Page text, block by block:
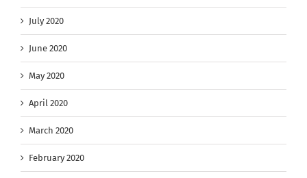
July 2020
June 2020
May 2020
April 2020
March 2020
February 2020